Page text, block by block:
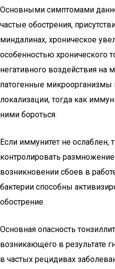
Основными симптомами
частые обострения,
миндалинах, хроническое
особенностью хронического
негативного воздействия на
патогенные
локализации, тогда как
ними бороться.
Если иммунитет не ослаблен,
контролировать размножение
возникновении сбоев в
бактерии способны
обострение.
Основная опасность
возникающего в результате
в частых рецидивах